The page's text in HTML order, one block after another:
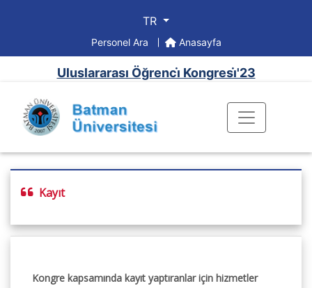
TR
Personel Ara Anasayfa
Uluslararası Öğrenci̇ Kongresi̇'23
Kayıt
Kongre kapsamında kayıt yaptıranlar için hizmetler